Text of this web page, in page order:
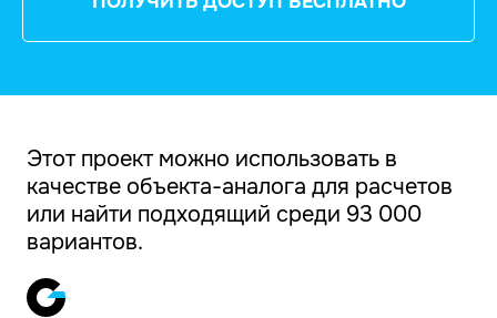
Этот проект можно использовать в
качестве объекта-аналога для расчетов
или найти подходящий среди 93 000
вариантов.